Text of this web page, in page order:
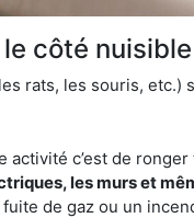
côté
rats, les souris,
c’est de
les murs et
de gaz ou un